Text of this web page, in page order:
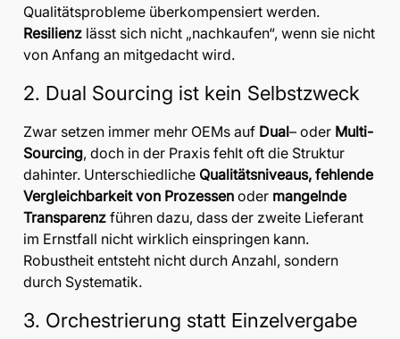
Qualitätsprobleme überkompensiert werden.
Resilienz lässt sich nicht „nachkaufen“, wenn sie nicht
von Anfang an mitgedacht wird.
2. Dual Sourcing ist kein Selbstzweck
Zwar setzen immer mehr OEMs auf Dual– oder Multi-
Sourcing, doch in der Praxis fehlt oft die Struktur
dahinter. Unterschiedliche Qualitätsniveaus, fehlende
Vergleichbarkeit von Prozessen oder mangelnde
Transparenz führen dazu, dass der zweite Lieferant
im Ernstfall nicht wirklich einspringen kann.
Robustheit entsteht nicht durch Anzahl, sondern
durch Systematik.
3. Orchestrierung statt Einzelvergabe